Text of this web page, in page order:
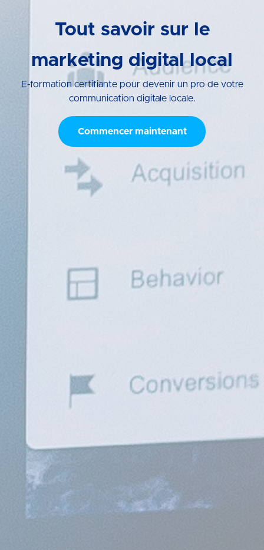
Tout savoir sur le
marketing digital local
E-formation certifiante pour devenir un pro de votre
communication digitale locale.
Commencer maintenant